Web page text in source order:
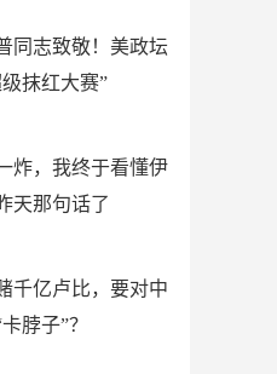
同志致敬！美政坛
级抹红大赛”
炸，我终于看懂伊
天那句话了
千亿卢比，要对中
脖子”？